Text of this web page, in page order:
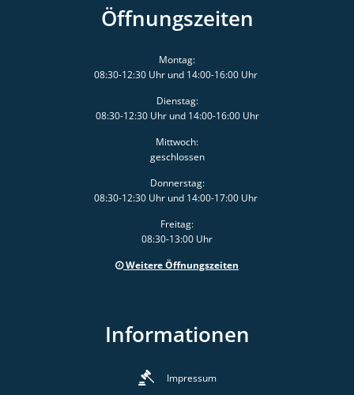
Öffnungszeiten
Montag:
08:30-12:30 Uhr und 14:00-16:00 Uhr
Dienstag:
08:30-12:30 Uhr und 14:00-16:00 Uhr
Mittwoch:
geschlossen
Donnerstag:
08:30-12:30 Uhr und 14:00-17:00 Uhr
Freitag:
08:30-13:00 Uhr
Weitere Öffnungszeiten
Informationen
Impressum